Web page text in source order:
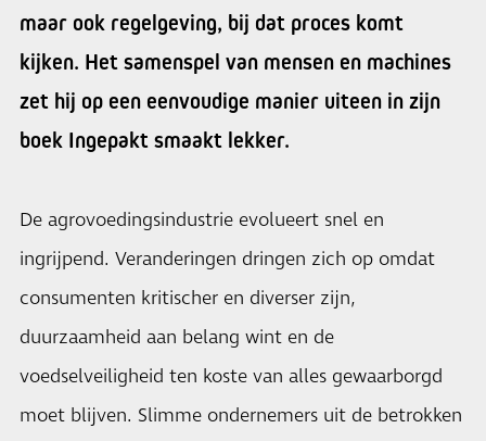
maar ook regelgeving, bij dat proces komt
kijken. Het samenspel van mensen en machines
zet hij op een eenvoudige manier uiteen in zijn
boek Ingepakt smaakt lekker.
De agrovoedingsindustrie evolueert snel en
ingrijpend. Veranderingen dringen zich op omdat
consumenten kritischer en diverser zijn,
duurzaamheid aan belang wint en de
voedselveiligheid ten koste van alles gewaarborgd
moet blijven. Slimme ondernemers uit de betrokken